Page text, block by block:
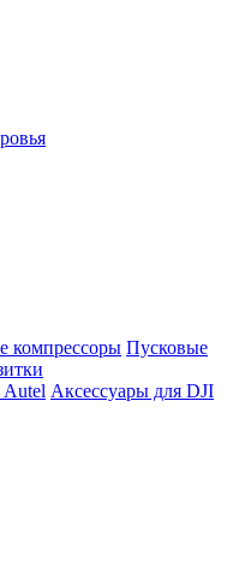
компрессоры Пусковые
Аксессуары для DJI